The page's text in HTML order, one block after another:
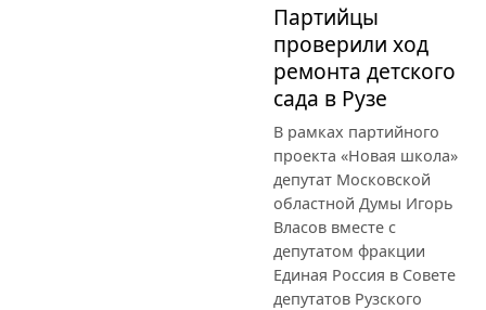
Партийцы
проверили ход
ремонта детского
сада в Рузе
В рамках партийного
проекта «Новая школа»
депутат Московской
областной Думы Игорь
Власов вместе с
депутатом фракции
Единая Россия в Совете
депутатов Рузского